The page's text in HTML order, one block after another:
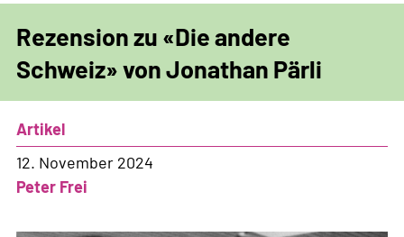
Rezension zu «Die andere
Schweiz» von Jonathan Pärli
Artikel
12. November 2024
Peter Frei